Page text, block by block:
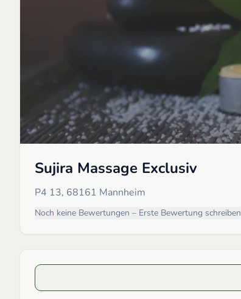
Sujira Massage Exclusiv
P4 13, 68161 Mannheim
Noch keine Bewertungen – Erste Bewertung schreiben